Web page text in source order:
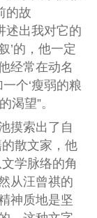
的故
述出我对它的
’的，他一定
经常在动名
个‘瘦弱的粮
渴望”。
摸索出了自
散文家，他
学脉络的角
从汪曾祺的
神质地是坚